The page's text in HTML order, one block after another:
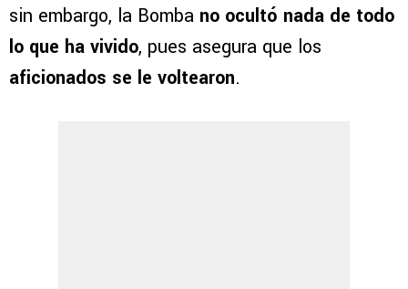
sin embargo, la Bomba no ocultó nada de todo
lo que ha vivido, pues asegura que los
aficionados se le voltearon.